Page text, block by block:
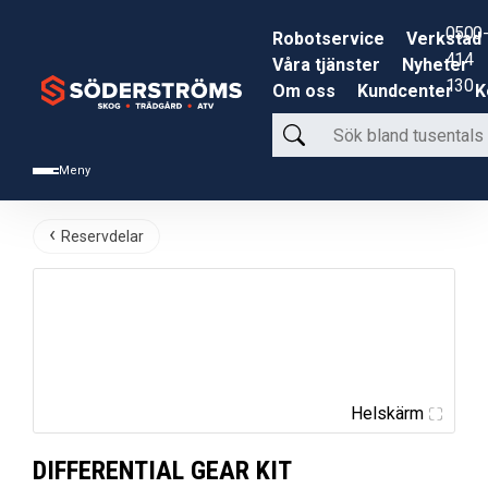
Meny
Robotservice
Verkstad
Våra tjänster
Nyheter
Om oss
Kundcenter
Sök
bland
produkter
0500-
414
130
Reservdelar
Helskärm
DIFFERENTIAL GEAR KIT